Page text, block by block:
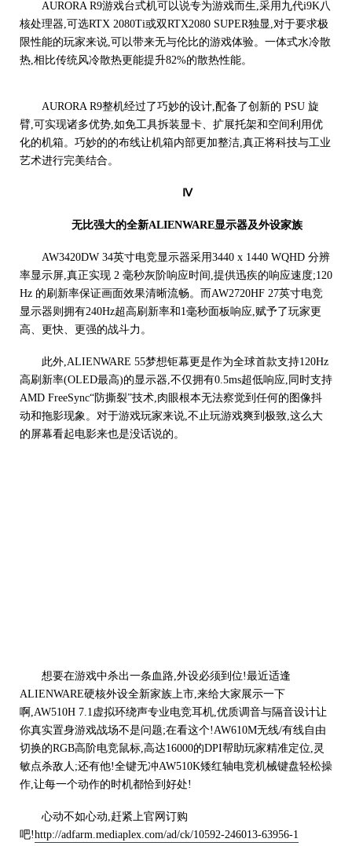
AURORA R9游戏台式机可以说专为游戏而生,采用九代i9K八
核处理器,可选RTX 2080Ti或双RTX2080 SUPER独显,对于要求极
限性能的玩家来说,可以带来无与伦比的游戏体验。一体式水冷散
热,相比传统风冷散热更能提升82%的散热性能。
AURORA R9整机经过了巧妙的设计,配备了创新的 PSU 旋
臂,可实现诸多优势,如免工具拆装显卡、扩展托架和空间利用优
化的机箱。巧妙的的布线让机箱内部更加整洁,真正将科技与工业
艺术进行完美结合。
Ⅳ
无比强大的全新ALIENWARE显示器及外设家族
AW3420DW 34英寸电竞显示器采用3440 x 1440 WQHD 分辨
率显示屏,真正实现 2 毫秒灰阶响应时间,提供迅疾的响应速度;120
Hz 的刷新率保证画面效果清晰流畅。而AW2720HF 27英寸电竞
显示器则拥有240Hz超高刷新率和1毫秒面板响应,赋予了玩家更
高、更快、更强的战斗力。
此外,ALIENWARE 55梦想钜幕更是作为全球首款支持120Hz
高刷新率(OLED最高)的显示器,不仅拥有0.5ms超低响应,同时支持
AMD FreeSync“防撕裂”技术,肉眼根本无法察觉到任何的图像抖
动和拖影现象。对于游戏玩家来说,不止玩游戏爽到极致,这么大
的屏幕看起电影来也是没话说的。
想要在游戏中杀出一条血路,外设必须到位!最近适逢
ALIENWARE硬核外设全新家族上市,来给大家展示一下
啊,AW510H 7.1虚拟环绕声专业电竞耳机,优质调音与隔音设计让
你真实置身游戏战场不是问题;在看这个!AW610M无线/有线自由
切换的RGB高阶电竞鼠标,高达16000的DPI帮助玩家精准定位,灵
敏点杀敌人;还有他!全键无冲AW510K矮红轴电竞机械键盘轻松操
作,让每一个动作的时机都恰到好处!
心动不如心动,赶紧上官网订购
吧!http://adfarm.mediaplex.com/ad/ck/10592-246013-63956-1